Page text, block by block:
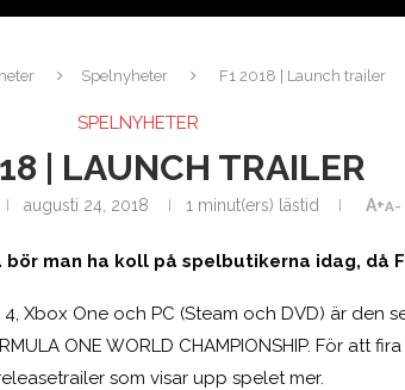
Spelnyheter F1 2018 | Launch trailer
SPELNYHETER
| LAUNCH TRAILER
augusti 24, 2018 1 minut(ers) lästid A+A-
man ha koll på spelbutikerna idag, då
Xbox One och PC (Steam och DVD) är den
ONE WORLD CHAMPIONSHIP. För att
som visar upp spelet mer.